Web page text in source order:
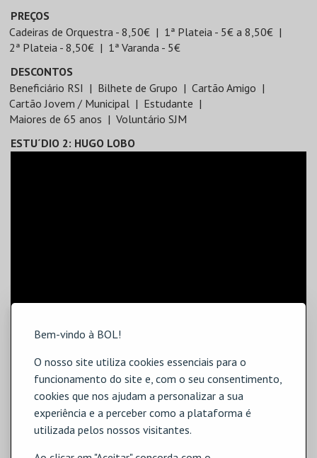
Bem-vindo à BOL!
O nosso site utiliza cookies essenciais para o
funcionamento do site e, com o seu consentimento,
cookies que nos ajudam a personalizar a sua
experiência e a perceber como a plataforma é
utilizada pelos nossos visitantes.
PREÇOS
Cadeiras de Orquestra - 8,50€
1ª Plateia - 5€ a 8,50€
2ª Plateia - 8,50€
1ª Varanda - 5€
DESCONTOS
Beneficiário RSI
Bilhete de Grupo
Cartão Amigo
Cartão Jovem / Municipal
Estudante
Maiores de 65 anos
Voluntário SJM
ESTU´DIO 2: HUGO LOBO